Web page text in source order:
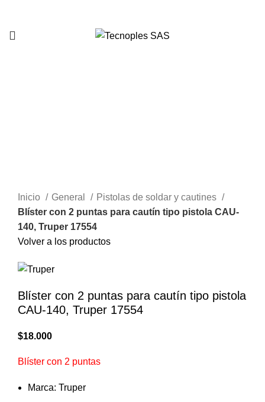
Inicio General
Pistolas de soldar y cautines
Blíster con 2 puntas para cautín tipo pistola CAU-
140, Truper 17554
Volver a los productos
Blíster con 2 puntas para cautín tipo pistola
CAU-140, Truper 17554
$18.000
Blíster con 2 puntas
Marca: Truper